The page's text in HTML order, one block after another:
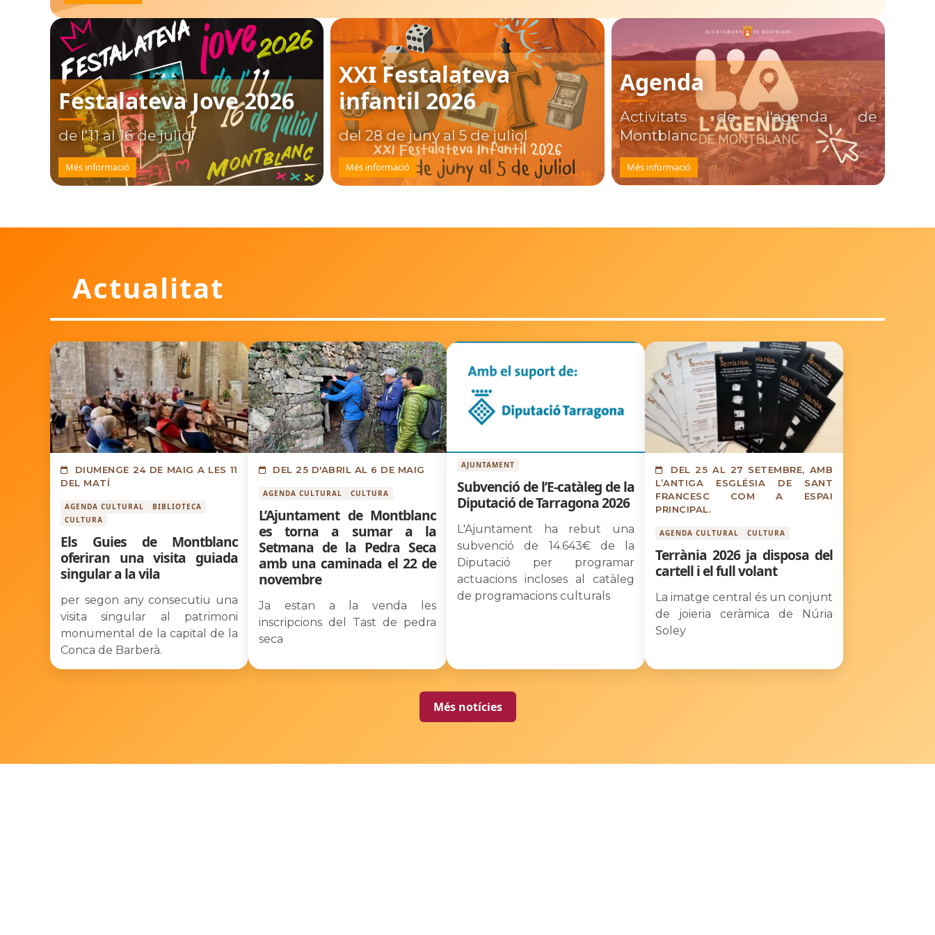
Festalateva Jove 2026
de l'11 al 16 de juliol
Més informació
XXI Festalateva
infantil 2026
del 28 de juny al 5 de juliol
Més informació
Agenda
Activitats de l'agenda de
Montblanc
Més informació
Actualitat
DIUMENGE 24 DE MAIG A LES 11
DEL MATÍ
AGENDA CULTURAL
BIBLIOTECA
CULTURA
Els Guies de Montblanc
oferiran una visita guiada
singular a la vila
per segon any consecutiu una
visita singular al patrimoni
monumental de la capital de la
Conca de Barberà.
DEL 25 D'ABRIL AL 6 DE MAIG
AGENDA CULTURAL CULTURA
L’Ajuntament de Montblanc
es torna a sumar a la
Setmana de la Pedra Seca
amb una caminada el 22 de
novembre
Ja estan a la venda les
inscripcions del Tast de pedra
seca
AJUNTAMENT
Subvenció de l’E-catàleg de la
Diputació de Tarragona 2026
L'Ajuntament ha rebut una
subvenció de 14.643€ de la
Diputació per programar
actuacions incloses al catàleg
de programacions culturals
DEL 25 AL 27 SETEMBRE, AMB
L’ANTIGA ESGLÉSIA DE SANT
FRANCESC COM A ESPAI
PRINCIPAL.
AGENDA CULTURAL CULTURA
Terrània 2026 ja disposa del
cartell i el full volant
La imatge central és un conjunt
de joieria ceràmica de Núria
Soley
Més notícies